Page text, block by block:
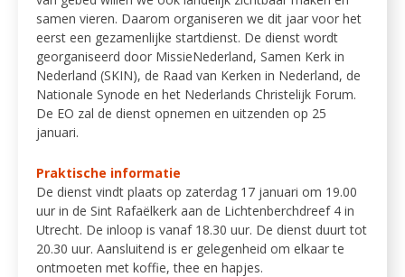
samen vieren. Daarom organiseren we dit jaar voor het
eerst een gezamenlijke startdienst. De dienst wordt
georganiseerd door MissieNederland, Samen Kerk in
Nederland (SKIN), de Raad van Kerken in Nederland, de
Nationale Synode en het Nederlands Christelijk Forum.
De EO zal de dienst opnemen en uitzenden op 25
januari.
Praktische informatie
De dienst vindt plaats op zaterdag 17 januari om 19.00
uur in de Sint Rafaëlkerk aan de Lichtenberchdreef 4 in
Utrecht. De inloop is vanaf 18.30 uur. De dienst duurt tot
20.30 uur. Aansluitend is er gelegenheid om elkaar te
ontmoeten met koffie, thee en hapjes.